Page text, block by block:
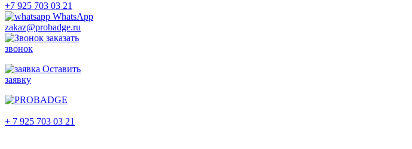
+7 925 703 03 21
WhatsApp
zakaz@probadge.ru
заказать
звонок
Оставить
заявку
+ 7 925 703 03 21